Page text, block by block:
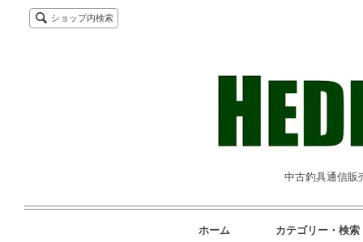
ショップ内検索
中古釣具通信販
ホーム カテゴリー・検索